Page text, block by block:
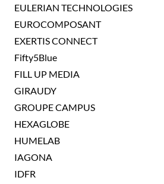
EULERIAN TECHNOLOGIES
EUROCOMPOSANT
EXERTIS CONNECT
Fifty5Blue
FILL UP MEDIA
GIRAUDY
GROUPE CAMPUS
HEXAGLOBE
HUMELAB
IAGONA
IDFR